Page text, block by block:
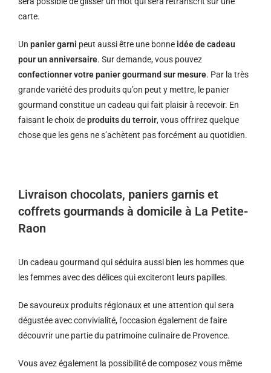
carte.
Un panier garni peut aussi être une bonne idée de cadeau
pour un anniversaire. Sur demande, vous pouvez
confectionner votre panier gourmand sur mesure. Par la très
grande variété des produits qu’on peut y mettre, le panier
gourmand constitue un cadeau qui fait plaisir à recevoir. En
faisant le choix deproduits du terroir, vous offrirez quelque
chose que les gens ne s’achètent pas forcément au quotidien.
Livraison chocolats, paniers garnis et
coffrets gourmands à domicile à La Petite-
Raon
Un cadeau gourmand qui séduira aussi bien les hommes que
les femmes avec des délices qui exciteront leurs papilles.
De savoureux produits régionaux et une attention qui sera
dégustée avec convivialité, l’occasion également de faire
découvrir une partie du patrimoine culinaire de Provence.
Vous avez également la possibilité de composez vous même